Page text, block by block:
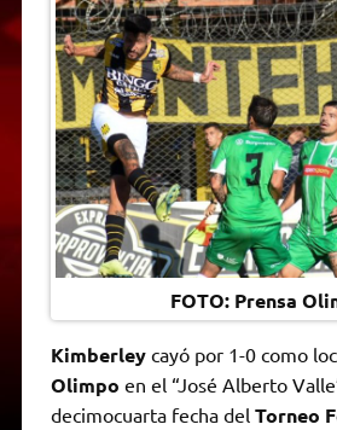
A
p
p
r
a
m
e
r
o
o
k
n
g
e
r
i
n
k
F
r
i
e
n
d
l
y
FOTO: Prensa
Kimberleycayó por 1-0 como
Olimpo en el “José Alberto
decimocuarta fecha del Torneo